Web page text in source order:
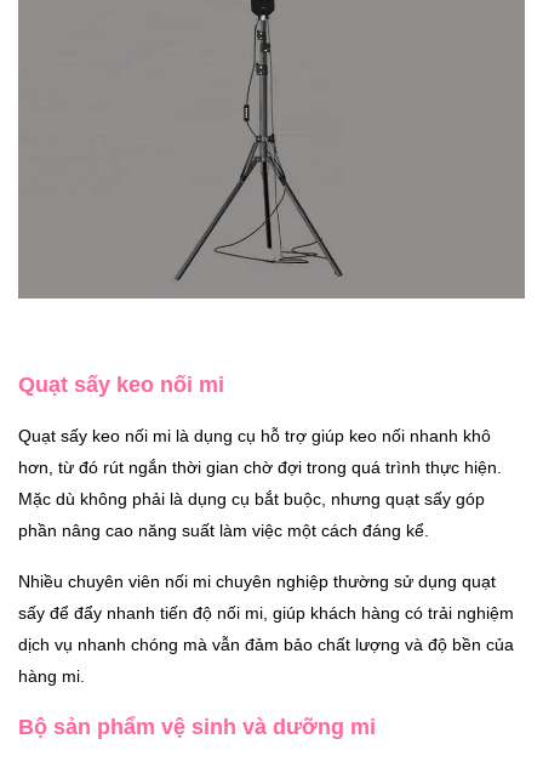
Quạt sấy keo nối mi
Quạt sấy keo nối mi là dụng cụ hỗ trợ giúp keo nối nhanh khô
hơn, từ đó rút ngắn thời gian chờ đợi trong quá trình thực hiện.
Mặc dù không phải là dụng cụ bắt buộc, nhưng quạt sấy góp
phần nâng cao năng suất làm việc một cách đáng kể.
Nhiều chuyên viên nối mi chuyên nghiệp thường sử dụng quạt
sấy để đẩy nhanh tiến độ nối mi, giúp khách hàng có trải nghiệm
dịch vụ nhanh chóng mà vẫn đảm bảo chất lượng và độ bền của
hàng mi.
Bộ sản phẩm vệ sinh và dưỡng mi